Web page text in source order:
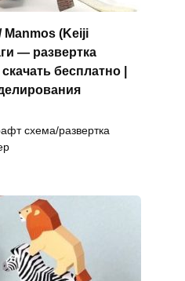
(Keiji
— развертка
бесплатно |
схема/развертка